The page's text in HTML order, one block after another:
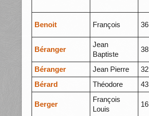
Benoit François 36
Béranger
Jean
Baptiste
38
Béranger Jean Pierre 32
Bérard
Théodore 43
Berger
François
Louis
16